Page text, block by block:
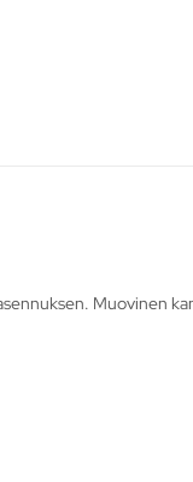
Muovinen